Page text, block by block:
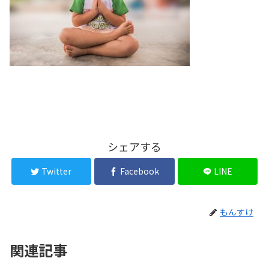
シェアする
Twitter Facebook LINE
もんすけ
関連記事